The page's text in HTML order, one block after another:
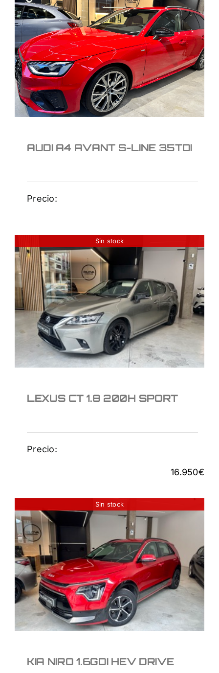
AUDI A4 AVANT S-LINE
35TDI
AUDI A4 AVANT S-LINE 35TDI
Precio:
Sin stock
LEXUS CT 1.8 200H
SPORT
16.950€
LEXUS CT 1.8 200H SPORT
Precio:
16.950€
Sin stock
KIA NIRO 1.6GDI HEV
DRIVE
21.950€
KIA NIRO 1.6GDI HEV DRIVE